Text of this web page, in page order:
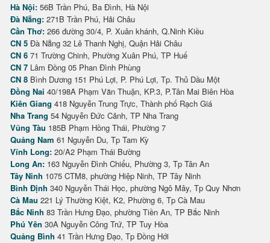
Hà Nội: 56B Trần Phú, Ba Đình, Hà Nội
Đà Nẵng: 271B Trần Phú, Hải Châu
Cần Thơ: 266 đường 30/4, P. Xuân khánh, Q.Ninh Kiều
CN 5 Đà Nẵng 32 Lê Thanh Nghị, Quận Hải Châu
CN 6 71 Trường Chinh, Phường Xuân Phú, TP Huế
CN 7 Lâm Đồng 05 Phan Đình Phùng
CN 8 Bình Dương 151 Phú Lợi, P. Phú Lợi, Tp. Thủ Dầu Một
Đồng Nai 40/198A Phạm Văn Thuận, KP.3, P.Tân Mai Biên Hòa
Kiên Giang 418 Nguyễn Trung Trực, Thành phố Rạch Giá
Nha Trang 54 Nguyễn Đức Cảnh, TP Nha Trang
Vũng Tàu 185B Phạm Hồng Thái, Phường 7
Quảng Nam 61 Nguyễn Du, Tp Tam Kỳ
Vĩnh Long: 20/A2 Phạm Thái Bường
Long An: 163 Nguyễn Đình Chiểu, Phường 3, Tp Tân An
Tây Ninh 1075 CTM8, phường Hiệp Ninh, TP Tây Ninh
Bình Định 340 Nguyễn Thái Học, phường Ngô Mây, Tp Quy Nhơn
Cà Mau 221 Lý Thường Kiệt, K2, Phường 6, Tp Cà Mau
Bắc Ninh 83 Trần Hưng Đạo, phường Tiền An, TP Bắc Ninh
Phú Yên 30A Nguyễn Công Trứ, TP Tuy Hòa
Quảng Bình 41 Trần Hưng Đạo, Tp Đồng Hới